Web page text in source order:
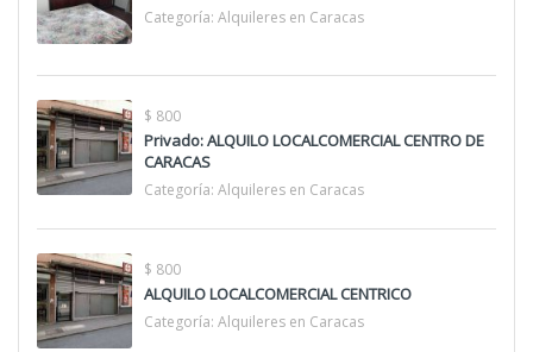
Categoría: Alquileres en Caracas
$ 800
Privado: ALQUILO LOCALCOMERCIAL CENTRO DE
CARACAS
Categoría: Alquileres en Caracas
$ 800
ALQUILO LOCALCOMERCIAL CENTRICO
Categoría: Alquileres en Caracas